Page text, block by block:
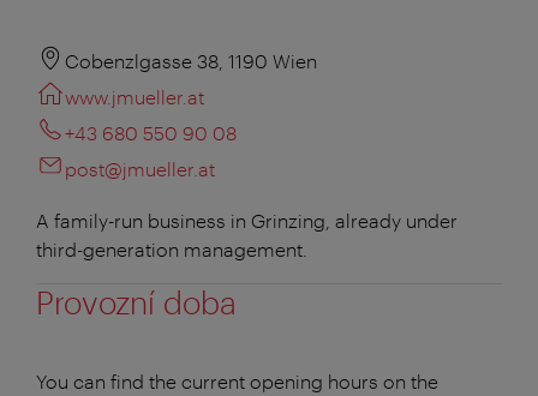
Cobenzlgasse 38, 1190 Wien
www.jmueller.at
+43 680 550 90 08
post@jmueller.at
A family-run business in Grinzing, already under
third-generation management.
Provozní doba
You can find the current opening hours on the